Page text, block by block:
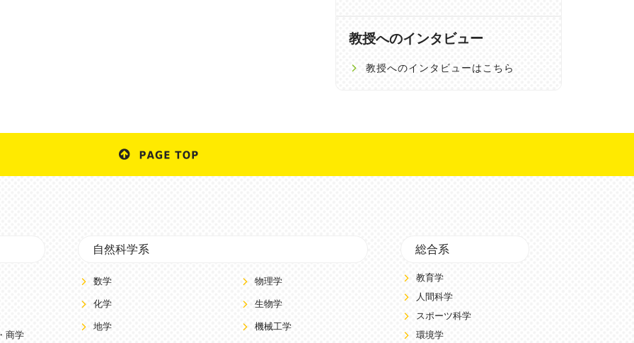
教授へのインタビュー
教授へのインタビューはこちら
商学
自然科学系
数学 物理学
化学 生物学
地学 機械工学
総合系
教育学
人間科学
スポーツ科学
環境学